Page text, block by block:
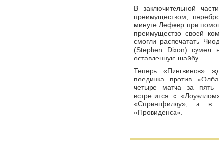
В заключительной
преимуществом,
минуте Лефевр при
преимущество своей
смогли распечатать
(Stephen Dixon) сумел
оставленную шайбу.
Теперь «Пингвинов»
поединка против
четыре матча за
встретится с
«Спрингфилду», а в
«Провиденса».